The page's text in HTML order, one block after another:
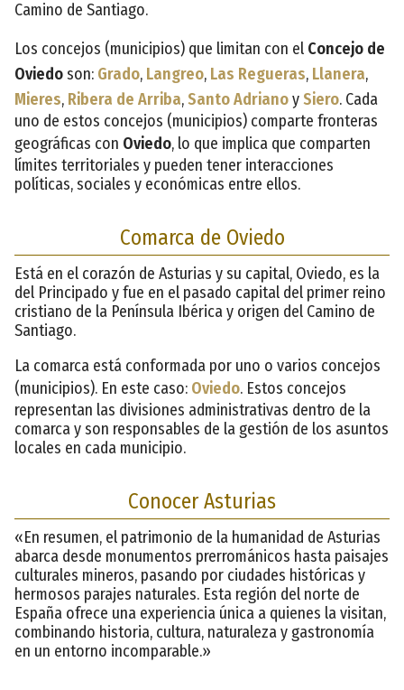
Camino de Santiago.
Los concejos (municipios) que limitan con el Concejo de
Oviedoson: Grado, Langreo, Las Regueras, Llanera,
Mieres, Ribera de Arriba,Santo AdrianoySiero. Cada
uno de estos concejos (municipios) comparte fronteras
geográficas con Oviedo, lo que implica que comparten
límites territoriales y pueden tener interacciones
políticas, sociales y económicas entre ellos.
Comarca de Oviedo
Está en el corazón de Asturias y su capital, Oviedo, es la
del Principado y fue en el pasado capital del primer reino
cristiano de la Península Ibérica y origen del Camino de
Santiago.
La comarca está conformada por uno o varios concejos
(municipios). En este caso: Oviedo. Estos concejos
representan las divisiones administrativas dentro de la
comarca y son responsables de la gestión de los asuntos
locales en cada municipio.
Conocer Asturias
«En resumen, el patrimonio de la humanidad de Asturias
abarca desde monumentos prerrománicos hasta paisajes
culturales mineros, pasando por ciudades históricas y
hermosos parajes naturales. Esta región del norte de
España ofrece una experiencia única a quienes la visitan,
combinando historia, cultura, naturaleza y gastronomía
en un entorno incomparable.»